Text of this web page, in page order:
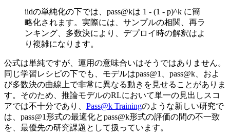
iidの単純化の下では、pass@kは 1 - (1 - p)^k に簡
略化されます。実際には、サンプルの相関、再ラ
ンキング、多数決により、デプロイ時の解釈はよ
り複雑になります。
公式は単純ですが、運用の意味合いはそうではありません。
同じ学習レシピの下でも、モデルはpass@1、pass@k、およ
び多数決の曲線上で非常に異なる動きを見せることがありま
す。そのため、推論モデルのRLにおいて単一の見出しスコ
アでは不十分であり、 Pass@k Trainingのような新しい研究で
は、pass@1形式の最適化とpass@k形式の評価の間の不一致
を、最優先の研究課題として扱っています。